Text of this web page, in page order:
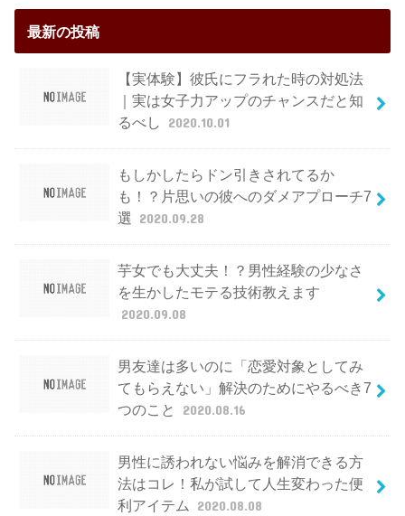
最新の投稿
【実体験】彼氏にフラれた時の対処法
｜実は女子力アップのチャンスだと知
るべし
2020.10.01
もしかしたらドン引きされてるか
も！？片思いの彼へのダメアプローチ7
選 2020.09.28
芋女でも大丈夫！？男性経験の少なさ
を生かしたモテる技術教えます
2020.09.08
男友達は多いのに「恋愛対象としてみ
てもらえない」解決のためにやるべき7
つのこと
2020.08.16
男性に誘われない悩みを解消できる方
法はコレ！私が試して人生変わった便
利アイテム
2020.08.08